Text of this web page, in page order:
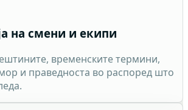
на смени и екипи
временските термини,
и праведноста во распоред што